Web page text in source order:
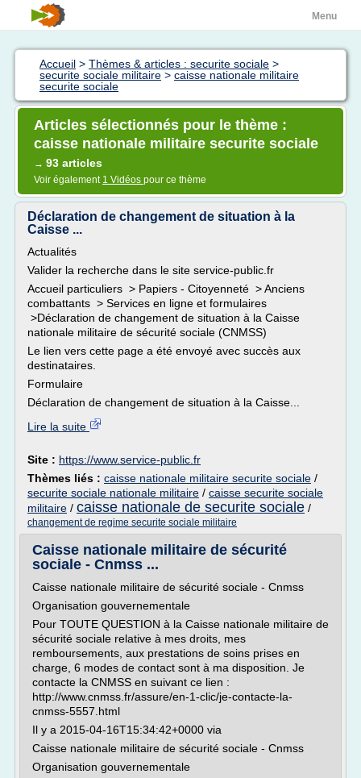
Menu
Accueil > Thèmes & articles : securite sociale >
securite sociale militaire > caisse nationale militaire
securite sociale
Articles sélectionnés pour le thème :
caisse nationale militaire securite sociale
→ 93 articles
Voir également 1 Vidéos pour ce thème
Déclaration de changement de situation à la
Caisse ...
Actualités
Valider la recherche dans le site service-public.fr
Accueil particuliers > Papiers - Citoyenneté > Anciens
combattants > Services en ligne et formulaires
>Déclaration de changement de situation à la Caisse
nationale militaire de sécurité sociale (CNMSS)
Le lien vers cette page a été envoyé avec succès aux
destinataires.
Formulaire
Déclaration de changement de situation à la Caisse...
Lire la suite
Site : https://www.service-public.fr
Thèmes liés : caisse nationale militaire securite sociale /
securite sociale nationale militaire / caisse securite sociale
militaire / caisse nationale de securite sociale /
changement de regime securite sociale militaire
Caisse nationale militaire de sécurité
sociale - Cnmss ...
Caisse nationale militaire de sécurité sociale - Cnmss
Organisation gouvernementale
Pour TOUTE QUESTION à la Caisse nationale militaire de
sécurité sociale relative à mes droits, mes
remboursements, aux prestations de soins prises en
charge, 6 modes de contact sont à ma disposition. Je
contacte la CNMSS en suivant ce lien :
http://www.cnmss.fr/assure/en-1-clic/je-contacte-la-
cnmss-5557.html
Il y a 2015-04-16T15:34:42+0000 via
Caisse nationale militaire de sécurité sociale - Cnmss
Organisation gouvernementale